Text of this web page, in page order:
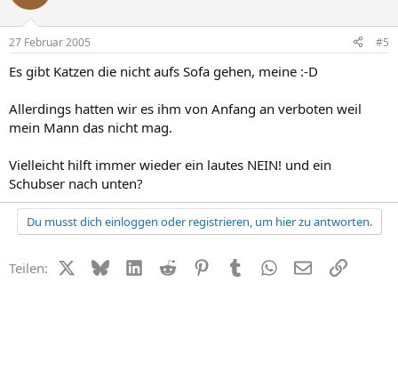
27 Februar 2005 #5
Es gibt Katzen die nicht aufs Sofa gehen, meine :-D
Allerdings hatten wir es ihm von Anfang an verboten weil
mein Mann das nicht mag.
Vielleicht hilft immer wieder ein lautes NEIN! und ein
Schubser nach unten?
Du musst dich einloggen oder registrieren, um hier zu antworten.
Teilen: X (Twitter)
BlueskyLinkedIn
Reddit PinterestTumblr WhatsApp
E-MailLink